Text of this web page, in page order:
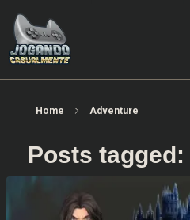
Home Adventure
Posts